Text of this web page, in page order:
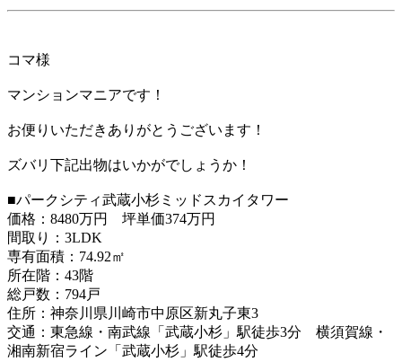
コマ様
マンションマニアです！
お便りいただきありがとうございます！
ズバリ下記出物はいかがでしょうか！
■パークシティ武蔵小杉ミッドスカイタワー
価格：8480万円 坪単価374万円
間取り：3LDK
専有面積：74.92㎡
所在階：43階
総戸数：794戸
住所：神奈川県川崎市中原区新丸子東3
交通：東急線・南武線「武蔵小杉」駅徒歩3分 横須賀線・
湘南新宿ライン「武蔵小杉」駅徒歩4分